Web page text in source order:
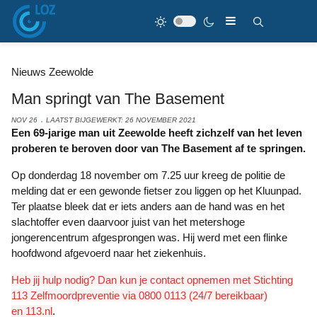
Nieuws Zeewolde
Man springt van The Basement
NOV 26 LAATST BIJGEWERKT: 26 NOVEMBER 2021
Een 69-jarige man uit Zeewolde heeft zichzelf van het leven
proberen te beroven door van The Basement af te springen.
Op donderdag 18 november om 7.25 uur kreeg de politie de
melding dat er een gewonde fietser zou liggen op het Kluunpad.
Ter plaatse bleek dat er iets anders aan de hand was en het
slachtoffer even daarvoor juist van het metershoge
jongerencentrum afgesprongen was. Hij werd met een flinke
hoofdwond afgevoerd naar het ziekenhuis.
Heb jij hulp nodig? Dan kun je contact opnemen met Stichting
113 Zelfmoordpreventie via 0800 0113 (24/7 bereikbaar)
en 113.nl.